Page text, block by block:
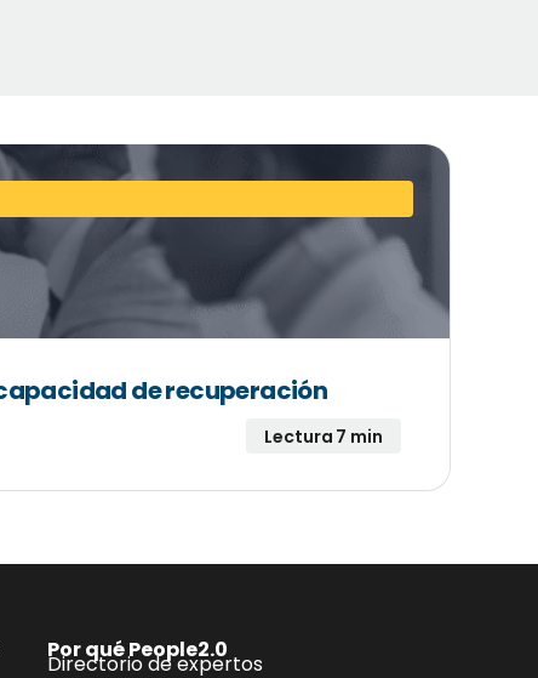
de recuperación
Lectura 7 min
Por qué People2.0
Directorio de expertos